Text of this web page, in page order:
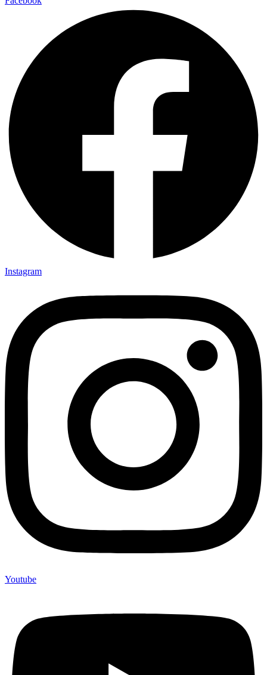
Instagram
Youtube